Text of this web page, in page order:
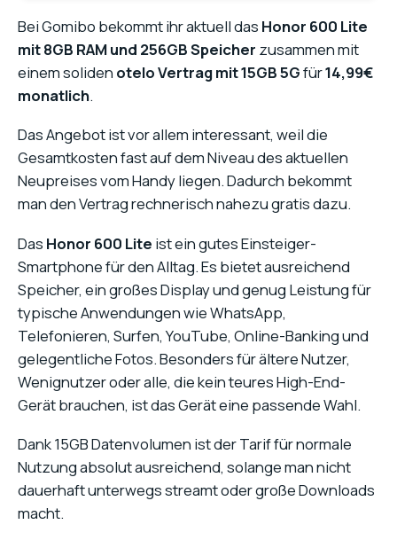
Bei Gomibo bekommt ihr aktuell das Honor 600 Lite
mit 8GB RAM und 256GB Speicher zusammen mit
einem soliden otelo Vertrag mit 15GB 5Gfür14,99€
monatlich.
Das Angebot ist vor allem interessant, weil die
Gesamtkosten fast auf dem Niveau des aktuellen
Neupreises vom Handy liegen. Dadurch bekommt
man den Vertrag rechnerisch nahezu gratis dazu.
Das Honor 600 Lite ist ein gutes Einsteiger-
Smartphone für den Alltag. Es bietet ausreichend
Speicher, ein großes Display und genug Leistung für
typische Anwendungen wie WhatsApp,
Telefonieren, Surfen, YouTube, Online-Banking und
gelegentliche Fotos. Besonders für ältere Nutzer,
Wenignutzer oder alle, die kein teures High-End-
Gerät brauchen, ist das Gerät eine passende Wahl.
Dank 15GB Datenvolumen ist der Tarif für normale
Nutzung absolut ausreichend, solange man nicht
dauerhaft unterwegs streamt oder große Downloads
macht.